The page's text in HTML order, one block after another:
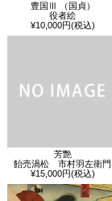
豊国Ⅲ （国貞）
役者絵
¥10,000円(税込)
芳艶
飴売渦松 市村羽左衛門
¥15,000円(税込)